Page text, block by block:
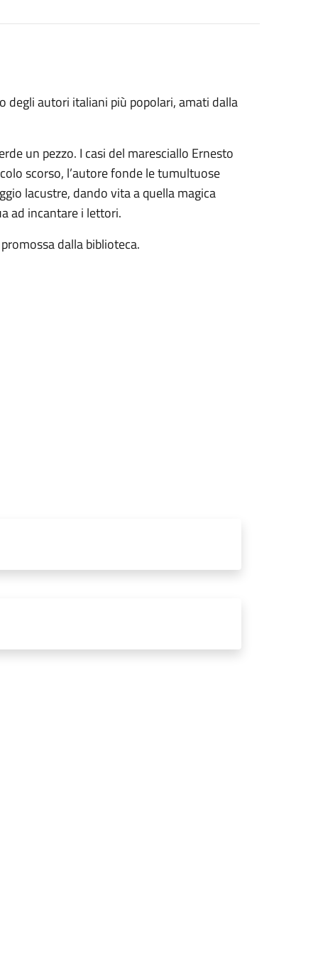
degli autori italiani più popolari, amati dalla
un pezzo. I casi del maresciallo Ernesto
scorso, l’autore fonde le tumultuose
lacustre, dando vita a quella magica
ad incantare i lettori.
dalla biblioteca.